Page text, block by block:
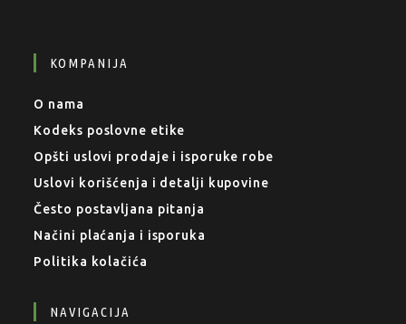
KOMPANIJA
O nama
Kodeks poslovne etike
Opšti uslovi prodaje i isporuke robe
Uslovi korišćenja i detalji kupovine
Često postavljana pitanja
Načini plaćanja i isporuka
Politika kolačića
NAVIGACIJA